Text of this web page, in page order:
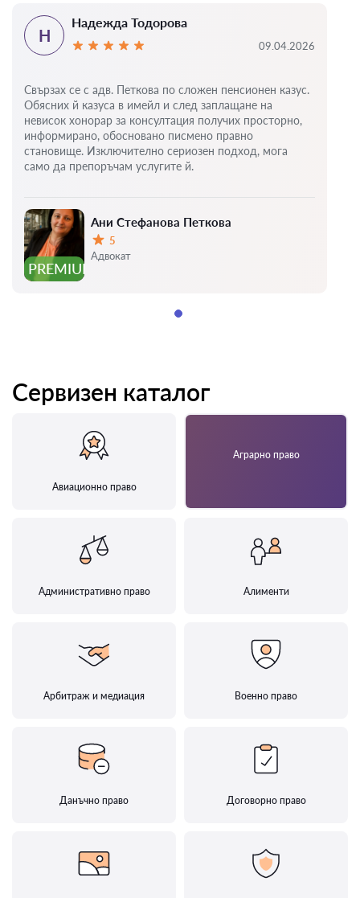
PREMIUM
Ани Стефанова Петкова
Оценка:
5
Адвокат
Н
Надежда Тодорова
09.04.2026
Свързах се с адв. Петкова по сложен пенсионен казус.
Обясних й казуса в имейл и след заплащане на
невисок хонорар за консултация получих просторно,
информирано, обосновано писмено правно
становище. Изключително сериозен подход, мога
само да препоръчам услугите й.
Сервизен каталог
Авиационно право
Аграрно право
Административно право Алименти
Арбитраж и медиация Военно право
Данъчно право Договорно право